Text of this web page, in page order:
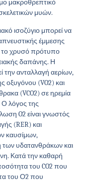
μακροθρεπτικό
μυών.
ισοζύγιο μπορεί να
έμμεσης
το χρυσό πρότυπο
δαπάνης. Η
ανταλλαγή αερίων,
οξυγόνου (VO2) και
(VCO2) σε ηρεμία
Ο λόγος της
O2 είναι γνωστός
(RER) και
καυσίμων,
των υδατανθράκων και
Κατά την καθαρή
του CO2 που
του Ο2 που